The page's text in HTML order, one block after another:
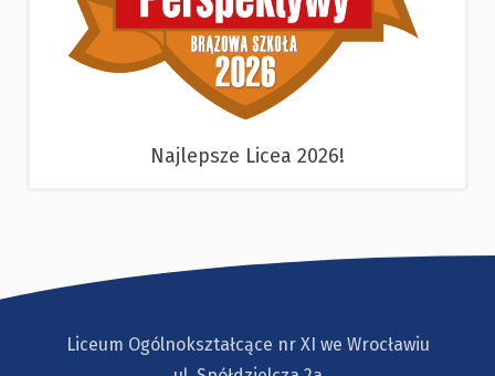
Najlepsze Licea 2026!
Liceum Ogólnokształcące nr XI we Wrocławiu